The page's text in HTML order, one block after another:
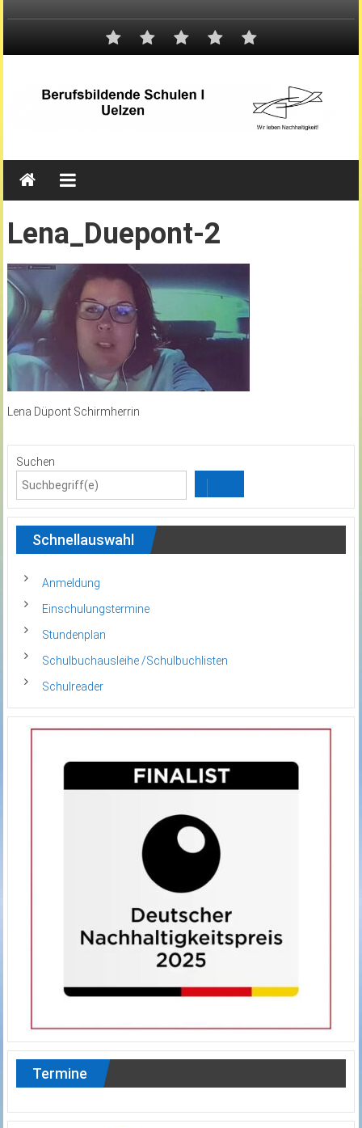
Lena_Duepont-2
Lena Düpont Schirmherrin
Suchen
Schnellauswahl
Anmeldung
Einschulungstermine
Stundenplan
Schulbuchausleihe /Schulbuchlisten
Schulreader
Termine